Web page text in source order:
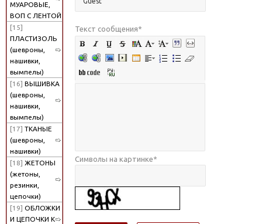
МУАРОВЫЕ,
ВОП С ЛЕНТОЙ
[15]
ПЛАСТИЗОЛЬ
(шевроны,
нашивки,
вымпелы)
[16] ВЫШИВКА
(шевроны,
нашивки,
вымпелы)
[17] ТКАНЫЕ
(шевроны,
нашивки)
[18] ЖЕТОНЫ
(жетоны,
резинки,
цепочки)
[19] ОБЛОЖКИ
И ЦЕПОЧКИ К
Текст сообщения*
Символы на картинке*